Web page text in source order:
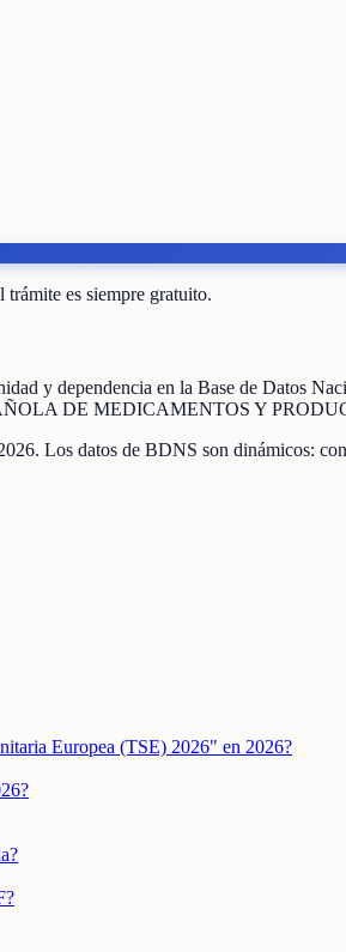
es siempre gratuito.
y dependencia en la Base de Datos
DE MEDICAMENTOS Y
. Los datos de BDNS son dinámicos:
Europea (TSE) 2026" en 2026?